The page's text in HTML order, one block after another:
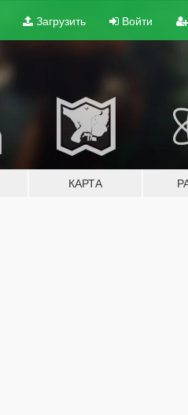
Загрузить Войти
КАРТА